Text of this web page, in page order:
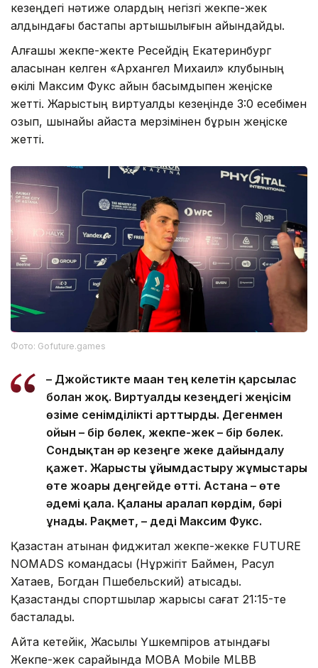
кезеңдегі нәтиже олардың негізгі жекпе-жек
алдындағы бастапқы артықшылығын айқындайды.
Алғашқы жекпе-жекте Ресейдің Екатеринбург
қаласынан келген «Архангел Михаил» клубының
өкілі Максим Фукс айқын басымдықпен жеңіске
жетті. Жарыстың виртуалды кезеңінде 3:0 есебімен
озып, шынайы айқаста мерзімінен бұрын жеңіске
жетті.
Фото: Gofuture.games
– Джойстикте маған тең келетін қарсылас
болған жоқ. Виртуалды кезеңдегі жеңісім
өзіме сенімділікті арттырды. Дегенмен
ойын – бір бөлек, жекпе-жек – бір бөлек.
Сондықтан әр кезеңге жеке дайындалу
қажет. Жарысты ұйымдастыру жұмыстары
өте жоғары деңгейде өтті. Астана – өте
әдемі қала. Қаланы аралап көрдім, бәрі
ұнады. Рақмет, – деді Максим Фукс.
Қазақстан атынан фиджитал жекпе-жекке FUTURE
NOMADS командасы (Нұржігіт Баймен, Расул
Хатаев, Богдан Пшебельский) қатысады.
Қазақстандық спортшылар жарысы сағат 21:15-те
басталады.
Айта кетейік, Жақсылық Үшкемпіров атындағы
Жекпе-жек сарайында MOBA Mobile MLBB